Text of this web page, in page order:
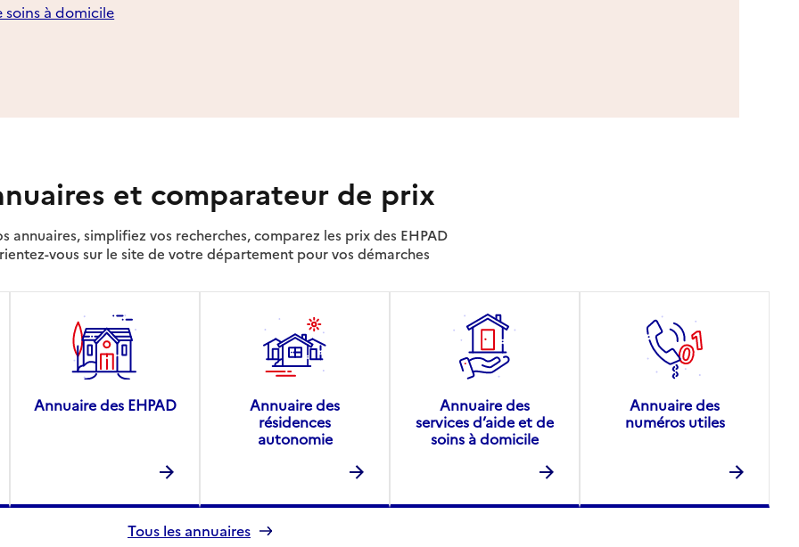
soins à domicile
et comparateur de prix
annuaires, simplifiez vos recherches, comparez les prix des EHPAD
vous sur le site de votre département pour vos démarches
Annuaire des EHPAD
Annuaire des
résidences
autonomie
Annuaire des
services d’aide et de
soins à domicile
Annuaire des
numéros utiles
Tous les annuaires